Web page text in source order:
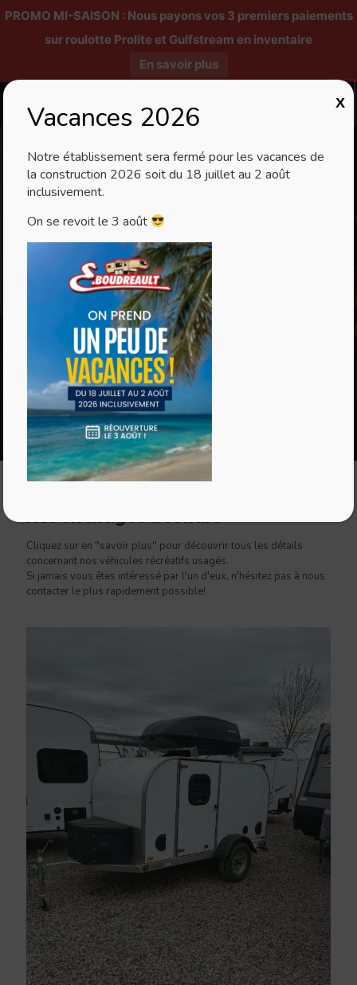
PROMO MI-SAISON : Nous payons vos 3 premiers paiements
sur roulotte Prolite et Gulfstream en inventaire
En savoir plus
Véhicules
récréatifs usagés
Nos VR usagés à vendre
Cliquez sur en ''savoir plus'' pour découvrir tous les détails
concernant nos véhicules récréatifs usagés.
Si jamais vous êtes intéressé par l'un d'eux, n'hésitez pas à nous
contacter le plus rapidement possible!
Vacances 2026
Notre établissement sera fermé pour les vacances de
la construction 2026 soit du 18 juillet au 2 août
inclusivement.
On se revoit le 3 août
X